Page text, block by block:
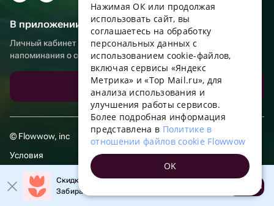
В приложении еще удобнее!
Личный кабинет получателя, больше бонусов за покупки и
напоминания о событиях
Скачать приложение
© Flowwow, inc
Условия
Обработка персональных данных
Скидка 20% на первый заказ!
Забирайте промокод в приложении!
Открыть
ENGLISH
UKRAINIAN
PORTUGUESE
FRENCH
TURKISH
POLISH
Нажимая ОК или продолжая
использовать сайт, вы
соглашаетесь на обработку
персональных данных с
использованием cookie-файлов,
включая сервисы «Яндекс
Метрика» и «Top Mail.ru», для
анализа использования и
улучшения работы сервисов.
Более подробная информация
представлена в Политике в
отношении файлов cookie Flowwow
OK